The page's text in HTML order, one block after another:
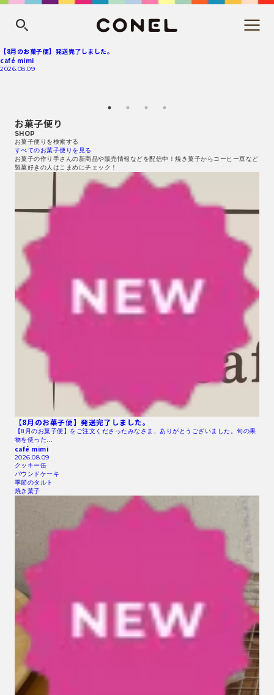
【8月のお菓子便】発送完了しました。
café mimi
2026.08.09
お菓子便り
SHOP
お菓子便りを検索する
すべてのお菓子便りを見る
お菓子の作り手さんの新商品や販売情報などを配信中！焼き菓子からコーヒー豆など
製菓好きの人はこまめにチェック！
【8月のお菓子便】発送完了しました。
【8月のお菓子便】をご注文くださったみなさま、ありがとうございました。旬の果
物を使った…
café mimi
2026.08.09
クッキー缶
パウンドケーキ
季節のタルト
焼き菓子